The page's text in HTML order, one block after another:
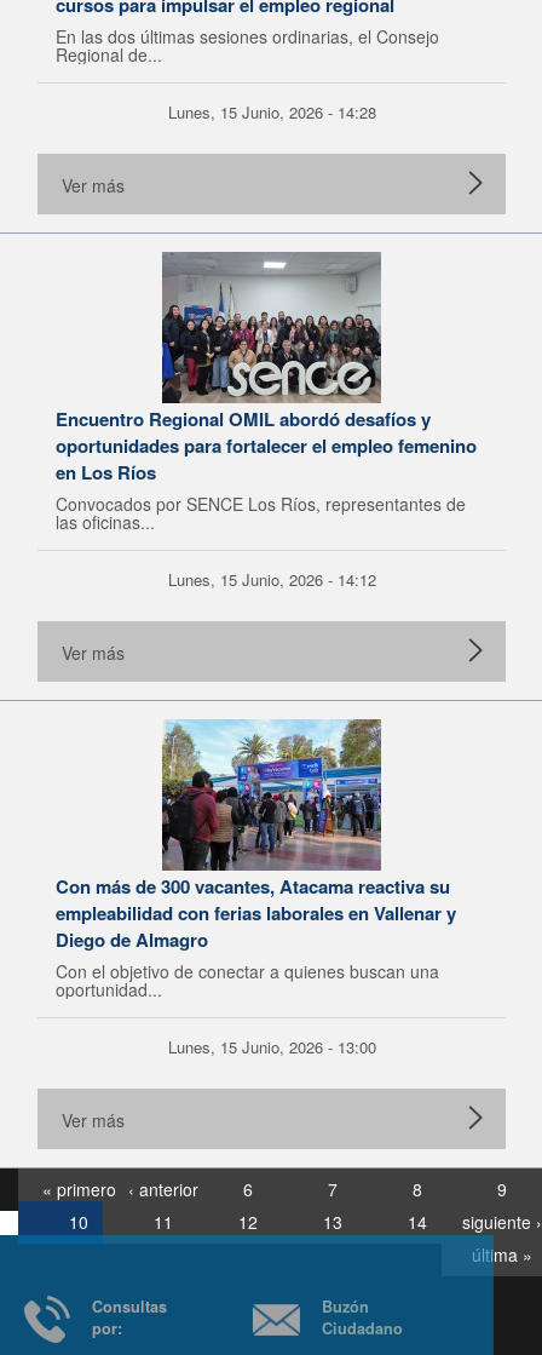
En las dos últimas sesiones ordinarias, el Consejo
Regional de...
Lunes, 15 Junio, 2026 - 14:28
Ver más
Encuentro Regional OMIL abordó desafíos y
oportunidades para fortalecer el empleo femenino
en Los Ríos
Convocados por SENCE Los Ríos, representantes de
las oficinas...
Lunes, 15 Junio, 2026 - 14:12
Ver más
Con más de 300 vacantes, Atacama reactiva su
empleabilidad con ferias laborales en Vallenar y
Diego de Almagro
Con el objetivo de conectar a quienes buscan una
oportunidad...
Lunes, 15 Junio, 2026 - 13:00
Ver más
« primero ‹ anterior 6 7 8
9
10
11 12 13 14
siguiente ›
última »
Consultas
Buzón
Ciudadano